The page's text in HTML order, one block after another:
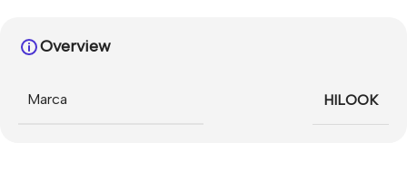
Overview
Marca HILOOK